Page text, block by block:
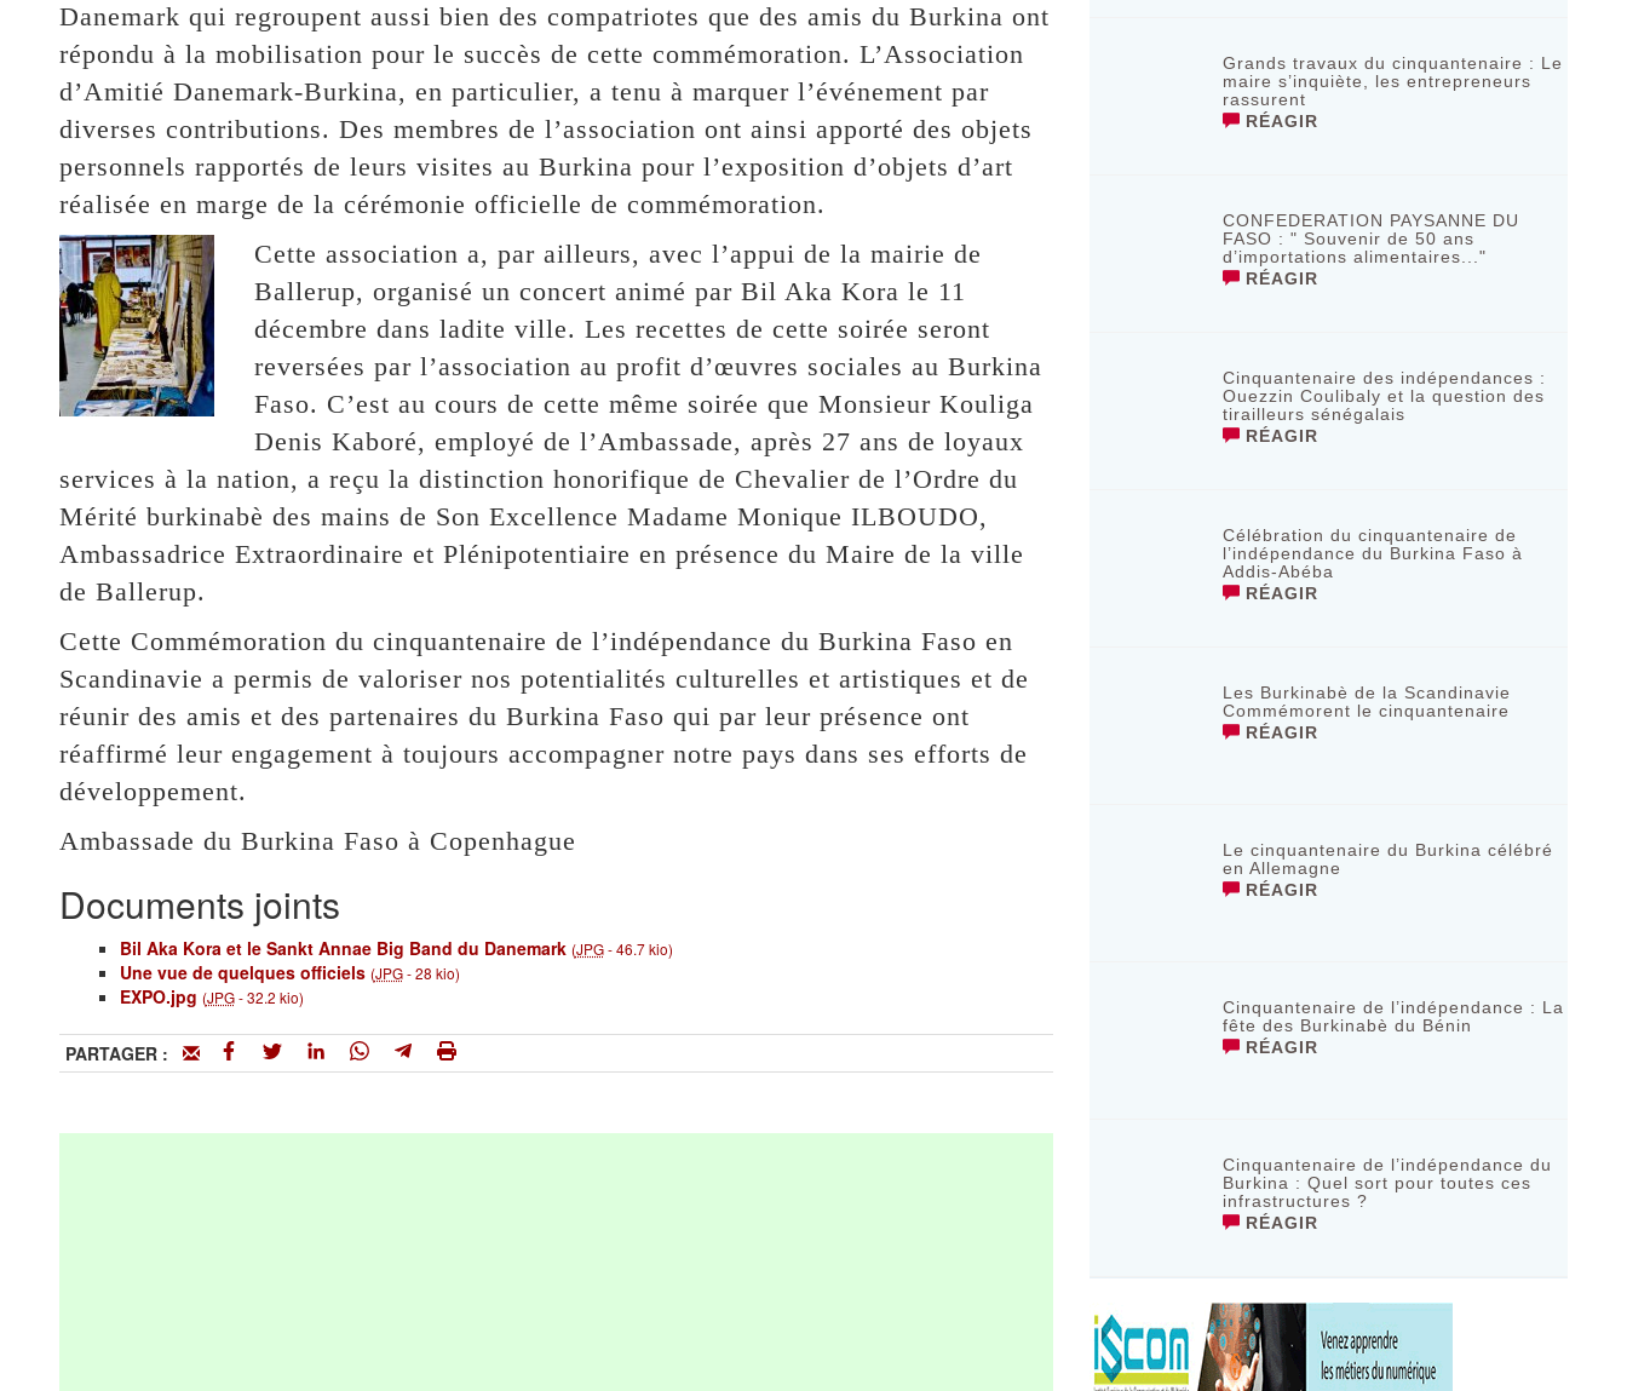
Danemark qui regroupent aussi bien des compatriotes que des amis du Burkina ont
répondu à la mobilisation pour le succès de cette commémoration. L’Association
d’Amitié Danemark-Burkina, en particulier, a tenu à marquer l’événement par
diverses contributions. Des membres de l’association ont ainsi apporté des objets
personnels rapportés de leurs visites au Burkina pour l’exposition d’objets d’art
réalisée en marge de la cérémonie officielle de commémoration.
Cette association a, par ailleurs, avec l’appui de la mairie de
Ballerup, organisé un concert animé par Bil Aka Kora le 11
décembre dans ladite ville. Les recettes de cette soirée seront
reversées par l’association au profit d’œuvres sociales au Burkina
Faso. C’est au cours de cette même soirée que Monsieur Kouliga
Denis Kaboré, employé de l’Ambassade, après 27 ans de loyaux
services à la nation, a reçu la distinction honorifique de Chevalier de l’Ordre du
Mérité burkinabè des mains de Son Excellence Madame Monique ILBOUDO,
Ambassadrice Extraordinaire et Plénipotentiaire en présence du Maire de la ville
de Ballerup.
Cette Commémoration du cinquantenaire de l’indépendance du Burkina Faso en
Scandinavie a permis de valoriser nos potentialités culturelles et artistiques et de
réunir des amis et des partenaires du Burkina Faso qui par leur présence ont
réaffirmé leur engagement à toujours accompagner notre pays dans ses efforts de
développement.
Ambassade du Burkina Faso à Copenhague
Documents joints
Bil Aka Kora et le Sankt Annae Big Band du Danemark (JPG-46.7 kio)
Une vue de quelques officiels (JPG-28 kio)
EXPO.jpg (JPG-32.2 kio)
PARTAGER :
Grands travaux du cinquantenaire : Le
maire s’inquiète, les entrepreneurs
rassurent
RÉAGIR
CONFEDERATION PAYSANNE DU
FASO : " Souvenir de 50 ans
d’importations alimentaires..."
RÉAGIR
Cinquantenaire des indépendances :
Ouezzin Coulibaly et la question des
tirailleurs sénégalais
RÉAGIR
Célébration du cinquantenaire de
l’indépendance du Burkina Faso à
Addis-Abéba
RÉAGIR
Les Burkinabè de la Scandinavie
Commémorent le cinquantenaire
RÉAGIR
Le cinquantenaire du Burkina célébré
en Allemagne
RÉAGIR
Cinquantenaire de l’indépendance : La
fête des Burkinabè du Bénin
RÉAGIR
Cinquantenaire de l’indépendance du
Burkina : Quel sort pour toutes ces
infrastructures ?
RÉAGIR